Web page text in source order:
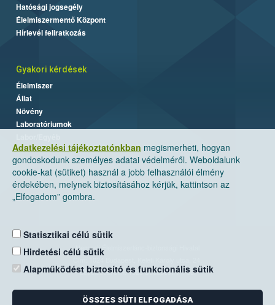
Adatkezelési tájékoztatónkban megismerheti, hogyan
gondoskodunk személyes adatai védelméről. Weboldalunk
cookie-kat (sütiket) használ a jobb felhasználói élmény
érdekében, melynek biztosításához kérjük, kattintson az
„Elfogadom” gombra.
Statisztikai célú sütik
Hirdetési célú sütik
Alapműködést biztosító és funkcionális sütik
ÖSSZES SÜTI ELFOGADÁSA
Hatósági jogsegély
Élelmiszermentő Központ
Hírlevél feliratkozás
Gyakori kérdések
Élelmiszer
Állat
Növény
Laboratóriumok
Nemzeti Élelmiszerlánc-biztonsági Hivatal
Levelezési cím: 1525 Budapest. Pf. 30.